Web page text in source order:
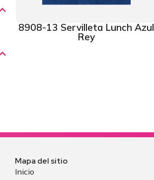
8908-13 Servilleta Lunch Azul
Rey
Mapa del sitio
Inicio